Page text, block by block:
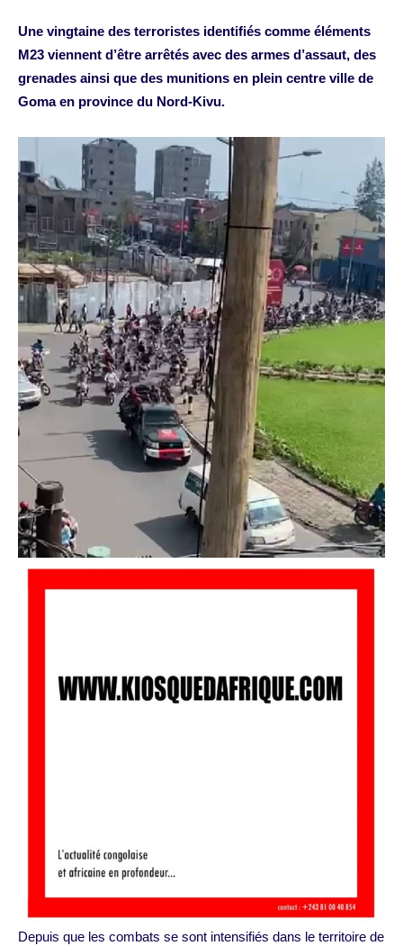
Une vingtaine des terroristes identifiés comme éléments
M23 viennent d’être arrêtés avec des armes d’assaut, des
grenades ainsi que des munitions en plein centre ville de
Goma en province du Nord-Kivu.
Depuis que les combats se sont intensifiés dans le territoire de